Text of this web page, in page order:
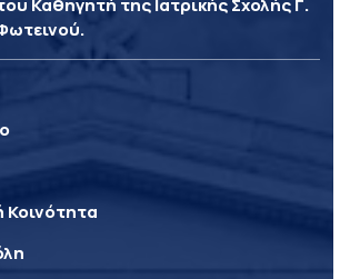
Καθηγητή της Ιατρικής Σχολής Γ.
Κοινότητα